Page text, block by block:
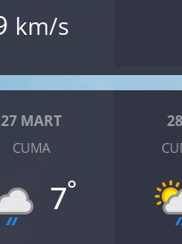
km/s
27 MART
CUMA
7°